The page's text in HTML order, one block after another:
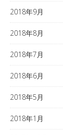
2018年9月
2018年8月
2018年7月
2018年6月
2018年5月
2018年1月